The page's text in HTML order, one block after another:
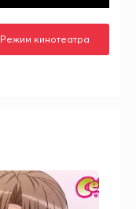
Режим кинотеатра